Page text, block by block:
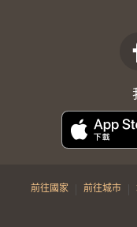
前往國家 | 前往城市 |